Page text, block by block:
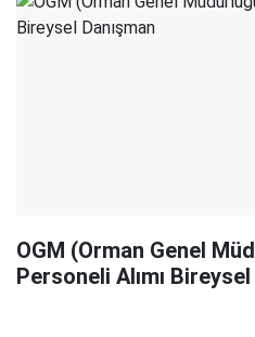
OGM (Orman Genel
Personeli Alımı Bireysel